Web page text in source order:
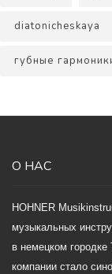
diatonicheskaya
губные
О НАС
HOHNER
музыкальных
в немецком городке
компании стало